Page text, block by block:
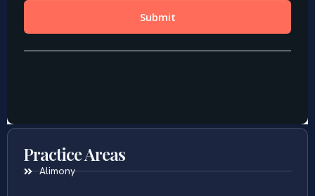
Practice Areas
Alimony